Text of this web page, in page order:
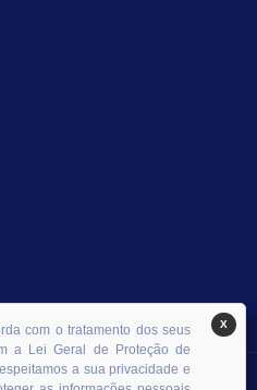
direitos reservados.
X
com o tratamento dos seus
a Lei Geral de Proteção de
a sua privacidade e